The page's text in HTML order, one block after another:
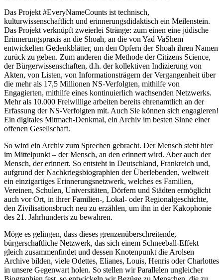
Das Projekt #EveryNameCounts ist technisch,
kulturwissenschaftlich und erinnerungsdidaktisch ein Meilenstein.
Das Projekt verknüpft zweierlei Stränge: zum einen eine jüdische
Erinnerungspraxis an die Shoah, an die von Yad VaShem
entwickelten Gedenkblätter, um den Opfern der Shoah ihren Namen
zurück zu geben. Zum anderen die Methode der Citizens Science,
der Bürgerwissenschaften, d.h. der kollektiven Indizierung von
Akten, von Listen, von Informationsträgern der Vergangenheit über
die mehr als 17,5 Millionen NS-Verfolgten, mithilfe von
Engagierten, mithilfe eines kontinuierlich wachsenden Netzwerks.
Mehr als 10.000 Freiwillige arbeiten bereits ehrenamtlich an der
Erfassung der NS-Verfolgten mit. Auch Sie können sich engagieren!
Ein digitales Mitmach-Denkmal, ein Archiv im besten Sinne einer
offenen Gesellschaft.
So wird ein Archiv zum Sprechen gebracht. Der Mensch steht hier
im Mittelpunkt – der Mensch, an den erinnert wird. Aber auch der
Mensch, der erinnert. So entsteht in Deutschland, Frankreich und,
aufgrund der Nachkriegsbiographien der Überlebenden, weltweit
ein einzigartiges Erinnerungsnetzwerk, welches es Familien,
Vereinen, Schulen, Universitäten, Dörfern und Städten ermöglicht
auch vor Ort, in ihrer Familien-, Lokal- oder Regionalgeschichte,
den Zivilisationsbruch neu zu erzählen, um ihn in der Kakophonie
des 21. Jahrhunderts zu bewahren.
Möge es gelingen, dass dieses grenzenüberschreitende,
bürgerschaftliche Netzwerk, das sich einem Schneeball-Effekt
gleich zusammenfindet und dessen Knotenpunkt die Arolsen
Archive bilden, viele Odettes, Elianes, Louis, Henris oder Charlottes
in unsere Gegenwart holen. So stellen wir Parallelen ungleicher